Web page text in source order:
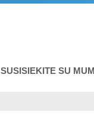
SUSISIEKITE SU